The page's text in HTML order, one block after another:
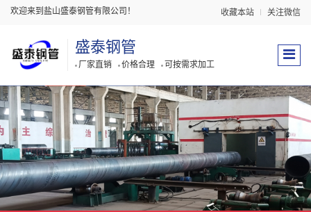
欢迎来到盐山盛泰钢管有限公司！ 收藏本站 关注微信
盛泰钢管
厂家直销 价格合理 可按需求加工